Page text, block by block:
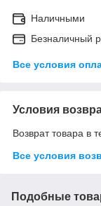
Наличными
Безналичный
Все условия
Условия
Возврат товара в
Все условия
Подобные